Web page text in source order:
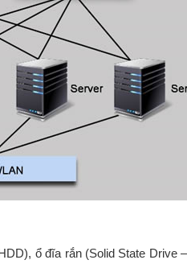
ổ đĩa rắn (Solid State Drive